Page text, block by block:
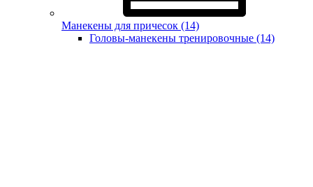
Манекены для причесок (14)
Головы-манекены тренировочные (14)